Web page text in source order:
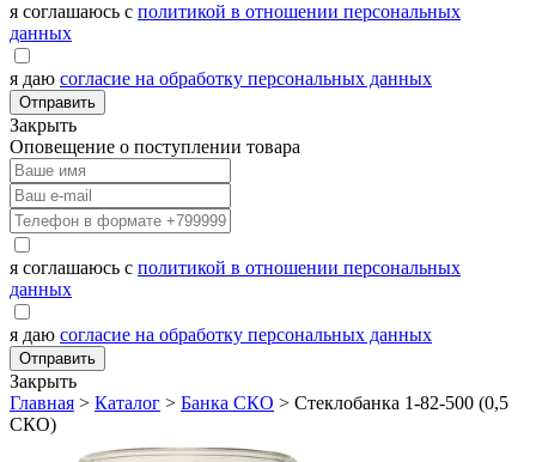
я соглашаюсь с политикой в отношении персональных
данных
я даю согласие на обработку персональных данных
Отправить
Закрыть
Оповещение о поступлении товара
я соглашаюсь с политикой в отношении персональных
данных
я даю согласие на обработку персональных данных
Отправить
Закрыть
Главная > Каталог > Банка СКО > Стеклобанка 1-82-500 (0,5
СКО)